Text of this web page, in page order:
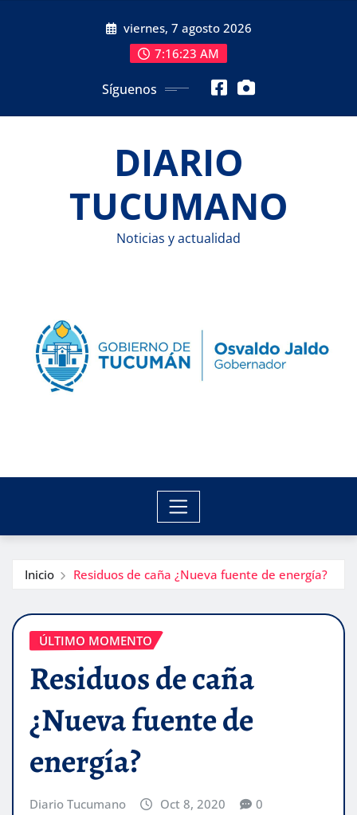
viernes, 7 agosto 2026
7:16:24 AM
Síguenos
DIARIO
TUCUMANO
Noticias y actualidad
Inicio Residuos de caña ¿Nueva fuente de energía?
ÚLTIMO MOMENTO
Residuos de caña
¿Nueva fuente de
energía?
Diario Tucumano Oct 8, 2020 0